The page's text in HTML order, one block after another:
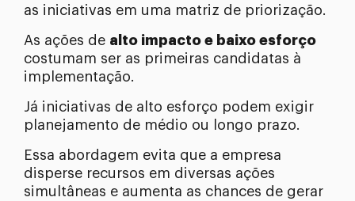
as iniciativas em uma matriz de priorização.
As ações de alto impacto e baixo esforço
costumam ser as primeiras candidatas à
implementação.
Já iniciativas de alto esforço podem exigir
planejamento de médio ou longo prazo.
Essa abordagem evita que a empresa
disperse recursos em diversas ações
simultâneas e aumenta as chances de gerar